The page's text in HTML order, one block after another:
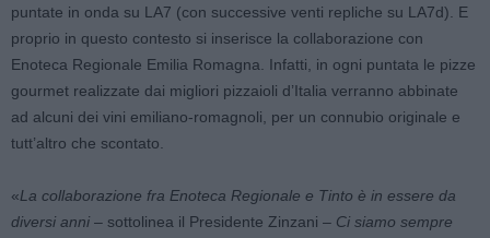
puntate in onda su LA7 (con successive venti repliche su LA7d). E
proprio in questo contesto si inserisce la collaborazione con
Enoteca Regionale Emilia Romagna. Infatti, in ogni puntata le pizze
gourmet realizzate dai migliori pizzaioli d’Italia verranno abbinate
ad alcuni dei vini emiliano-romagnoli, per un connubio originale e
tutt’altro che scontato.
«La collaborazione fra Enoteca Regionale e Tinto è in essere da
diversi anni – sottolinea il Presidente Zinzani – Ci siamo sempre